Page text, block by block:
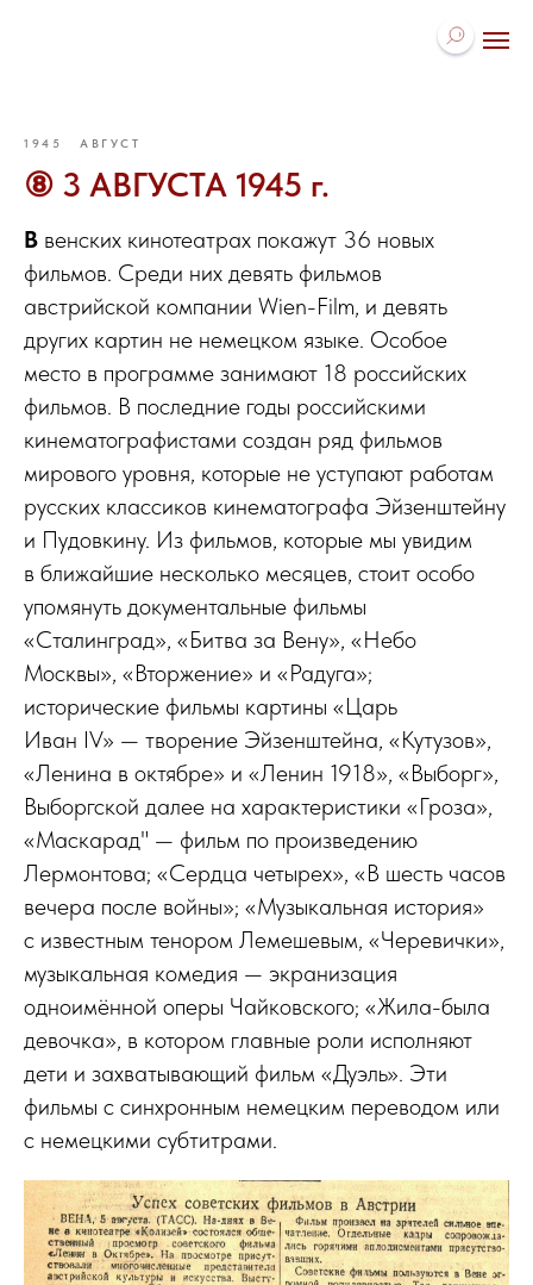
1945 АВГУСТ
⑧ 3 АВГУСТА 1945 г.
В венских кинотеатрах покажут 36 новых
фильмов. Среди них девять фильмов
австрийской компании Wien-Film, и девять
других картин не немецком языке. Особое
место в программе занимают 18 российских
фильмов. В последние годы российскими
кинематографистами создан ряд фильмов
мирового уровня, которые не уступают работам
русских классиков кинематографа Эйзенштейну
и Пудовкину. Из фильмов, которые мы увидим
в ближайшие несколько месяцев, стоит особо
упомянуть документальные фильмы
«Сталинград», «Битва за Вену», «Небо
Москвы», «Вторжение» и «Радуга»;
исторические фильмы картины «Царь
Иван IV» — творение Эйзенштейна, «Кутузов»,
«Ленина в октябре» и «Ленин 1918», «Выборг»,
Выборгской далее на характеристики «Гроза»,
«Маскарад" — фильм по произведению
Лермонтова; «Сердца четырех», «В шесть часов
вечера после войны»; «Музыкальная история»
с известным тенором Лемешевым, «Черевички»,
музыкальная комедия — экранизация
одноимённой оперы Чайковского; «Жила-была
девочка», в котором главные роли исполняют
дети и захватывающий фильм «Дуэль». Эти
фильмы с синхронным немецким переводом или
с немецкими субтитрами.